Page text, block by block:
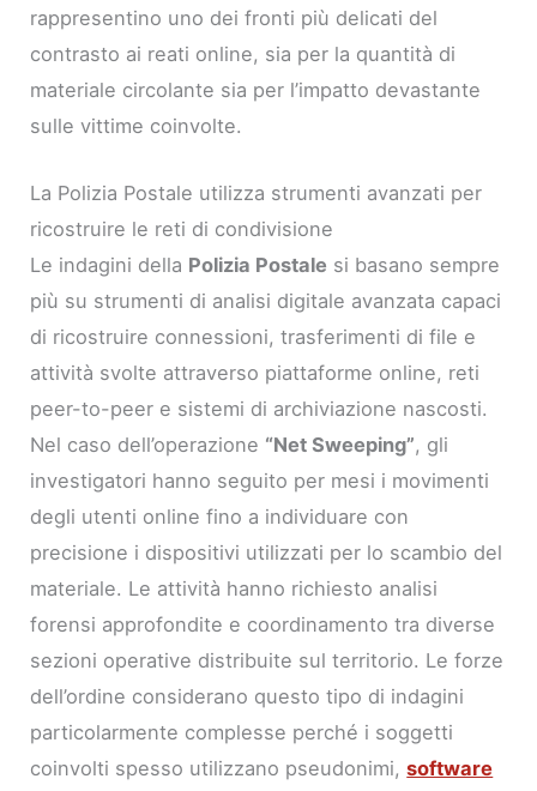
rappresentino uno dei fronti più delicati del
contrasto ai reati online, sia per la quantità di
materiale circolante sia per l’impatto devastante
sulle vittime coinvolte.
La Polizia Postale utilizza strumenti avanzati per
ricostruire le reti di condivisione
Le indagini della Polizia Postale si basano sempre
più su strumenti di analisi digitale avanzata capaci
di ricostruire connessioni, trasferimenti di file e
attività svolte attraverso piattaforme online, reti
peer-to-peer e sistemi di archiviazione nascosti.
Nel caso dell’operazione “Net Sweeping”, gli
investigatori hanno seguito per mesi i movimenti
degli utenti online fino a individuare con
precisione i dispositivi utilizzati per lo scambio del
materiale. Le attività hanno richiesto analisi
forensi approfondite e coordinamento tra diverse
sezioni operative distribuite sul territorio. Le forze
dell’ordine considerano questo tipo di indagini
particolarmente complesse perché i soggetti
coinvolti spesso utilizzano pseudonimi,software